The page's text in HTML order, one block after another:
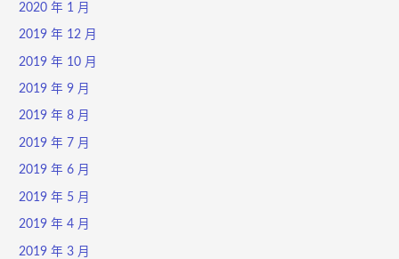
2020 年 1 月
2019 年 12 月
2019 年 10 月
2019 年 9 月
2019 年 8 月
2019 年 7 月
2019 年 6 月
2019 年 5 月
2019 年 4 月
2019 年 3 月